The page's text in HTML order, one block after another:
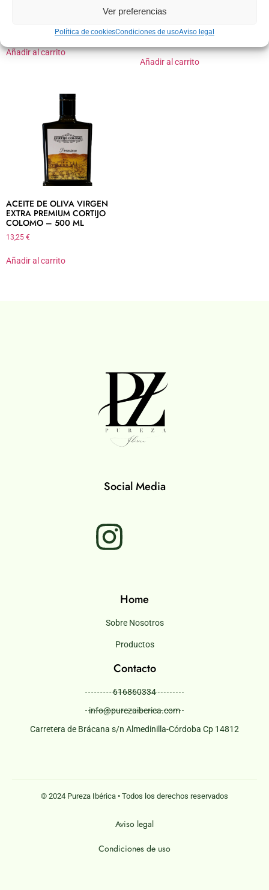
Ver preferencias
Política de cookiesCondiciones de usoAviso legal
Añadir al carrito
EXTRA FRASCA CRISTAL
5,85€
Añadir al carrito
ACEITE DE OLIVA VIRGEN
EXTRA PREMIUM CORTIJO
COLOMO – 500 ML
13,25 €
Añadir al carrito
Social Media
Home
Sobre Nosotros
Productos
Contacto
616860334
info@purezaiberica.com
Carretera de Brácana s/n Almedinilla-Córdoba Cp 14812
© 2024 Pureza Ibérica • Todos los derechos reservados
Aviso legal
Condiciones de uso